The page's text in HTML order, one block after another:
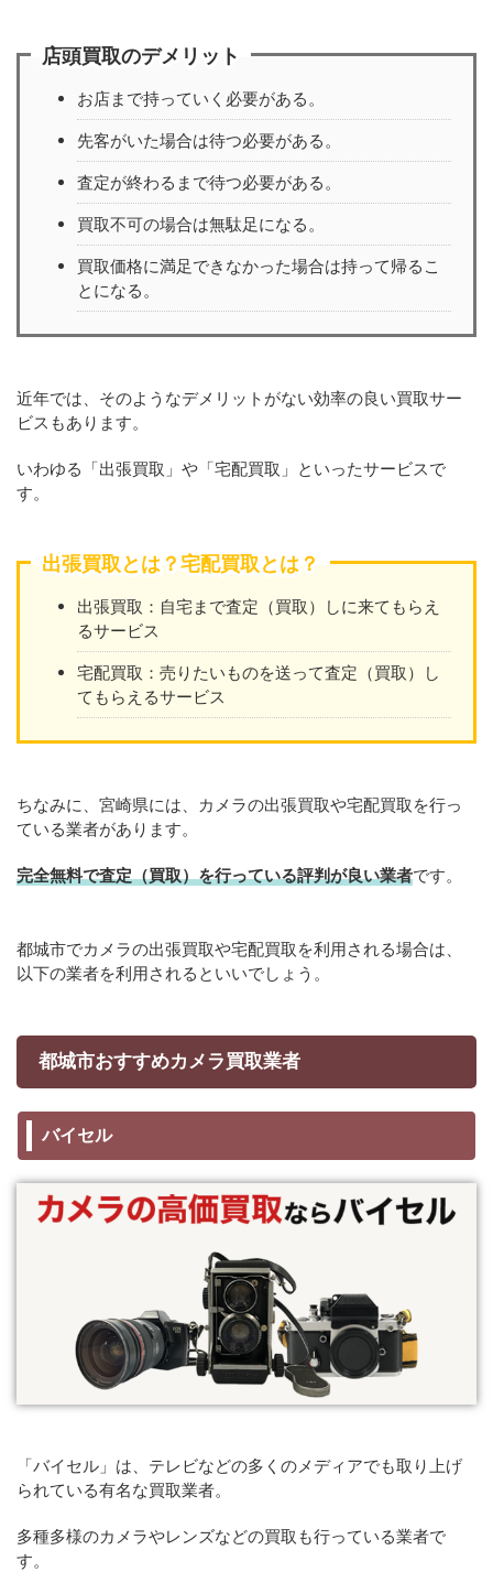
店頭買取のデメリット
お店まで持っていく必要がある。
先客がいた場合は待つ必要がある。
査定が終わるまで待つ必要がある。
買取不可の場合は無駄足になる。
買取価格に満足できなかった場合は持って帰るこ
とになる。
近年では、そのようなデメリットがない効率の良い買取サー
ビスもあります。
いわゆる「出張買取」や「宅配買取」といったサービスで
す。
出張買取とは？宅配買取とは？
出張買取：自宅まで査定（買取）しに来てもらえ
るサービス
宅配買取：売りたいものを送って査定（買取）し
てもらえるサービス
ちなみに、宮崎県には、カメラの出張買取や宅配買取を行っ
ている業者があります。
完全無料で査定（買取）を行っている評判が良い業者です。
都城市でカメラの出張買取や宅配買取を利用される場合は、
以下の業者を利用されるといいでしょう。
都城市おすすめカメラ買取業者
バイセル
「バイセル」は、テレビなどの多くのメディアでも取り上げ
られている有名な買取業者。
多種多様のカメラやレンズなどの買取も行っている業者で
す。